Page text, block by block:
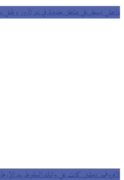
داعش يسيطر على مناطق جديدة في دير الزور
لافروف: دمشق كانت على وشك السقوط بيد